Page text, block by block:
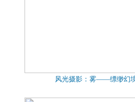
风光摄影：雾——缥缈幻